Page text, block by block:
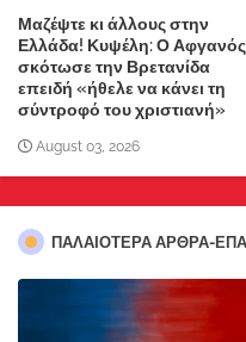
Μαζέψτε κι άλλους στην
Ελλάδα! Κυψέλη: Ο Αφγανός
σκότωσε την Βρετανίδα
επειδή «ήθελε να κάνει τη
σύντροφό του χριστιανή»
August 03, 2026
ΠΑΛΑΙΟΤΕΡΑ ΑΡΘΡΑ-